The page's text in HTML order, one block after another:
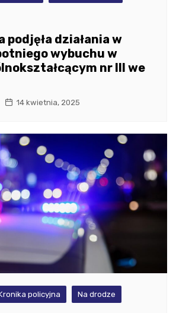
działania w
wybuchu w
nr III we
14 kwietnia, 2025
policyjna Na drodze